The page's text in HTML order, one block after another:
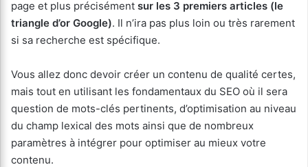
page et plus précisément sur les 3 premiers articles (le
triangle d’or Google). Il n’ira pas plus loin ou très rarement
si sa recherche est spécifique.
Vous allez donc devoir créer un contenu de qualité certes,
mais tout en utilisant les fondamentaux du SEO où il sera
question de mots-clés pertinents, d’optimisation au niveau
du champ lexical des mots ainsi que de nombreux
paramètres à intégrer pour optimiser au mieux votre
contenu.